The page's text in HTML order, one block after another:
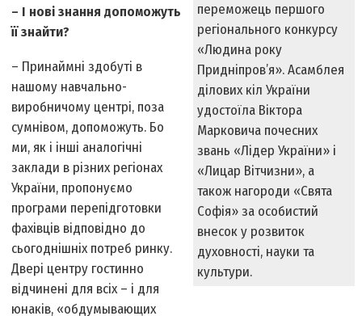
переможець першого
регіонального конкурсу
«Людина року
Придніпров’я». Асамблея
ділових кіл України
удостоїла Віктора
Марковича почесних
звань «Лідер України» і
«Лицар Вітчизни», а
також нагороди «Свята
Софія» за особистий
внесок у розвиток
духовності, науки та
культури.
– І нові знання допоможуть
її знайти?
– Принаймні здобуті в
нашому навчально-
виробничому центрі, поза
сумнівом, допоможуть. Бо
ми, як і інші аналогічні
заклади в різних регіонах
України, пропонуємо
програми перепідготовки
фахівців відповідно до
сьогоднішніх потреб ринку.
Двері центру гостинно
відчинені для всіх – і для
юнаків, «обдумывающих